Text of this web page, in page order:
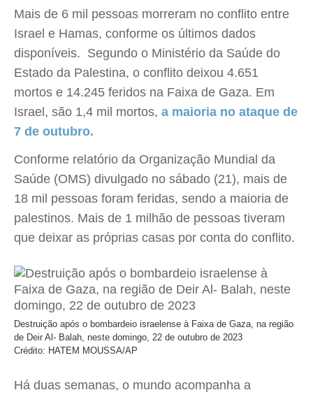
Mais de 6 mil pessoas morreram no conflito entre
Israel e Hamas, conforme os últimos dados
disponíveis. Segundo o Ministério da Saúde do
Estado da Palestina, o conflito deixou 4.651
mortos e 14.245 feridos na Faixa de Gaza. Em
Israel, são 1,4 mil mortos, a maioria no ataque de
7 de outubro.
Conforme relatório da Organização Mundial da
Saúde (OMS) divulgado no sábado (21), mais de
18 mil pessoas foram feridas, sendo a maioria de
palestinos. Mais de 1 milhão de pessoas tiveram
que deixar as próprias casas por conta do conflito.
Destruição após o bombardeio israelense à Faixa de Gaza, na região
de Deir Al- Balah, neste domingo, 22 de outubro de 2023
Crédito: HATEM MOUSSA/AP
Há duas semanas, o mundo acompanha a